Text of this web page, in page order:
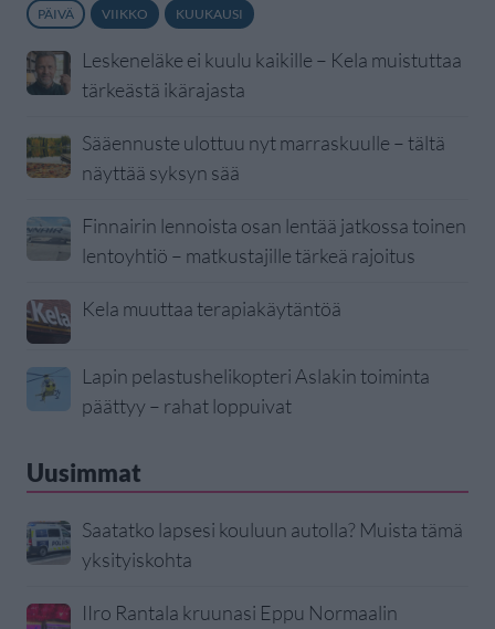
PÄIVÄ VIIKKO KUUKAUSI
Leskeneläke ei kuulu kaikille – Kela muistuttaa
tärkeästä ikärajasta
Sääennuste ulottuu nyt marraskuulle – tältä
näyttää syksyn sää
Finnairin lennoista osan lentää jatkossa toinen
lentoyhtiö – matkustajille tärkeä rajoitus
Kela muuttaa terapiakäytäntöä
Lapin pelastushelikopteri Aslakin toiminta
päättyy – rahat loppuivat
Uusimmat
Saatatko lapsesi kouluun autolla? Muista tämä
yksityiskohta
IIro Rantala kruunasi Eppu Normaalin